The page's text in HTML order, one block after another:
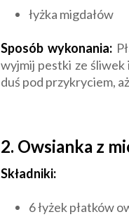
łyżka migdałów
Sposób wykonania:
wyjmij pestki ze śliwek
duś pod przykryciem,
2. Owsianka z
Składniki:
6 łyżek płatków